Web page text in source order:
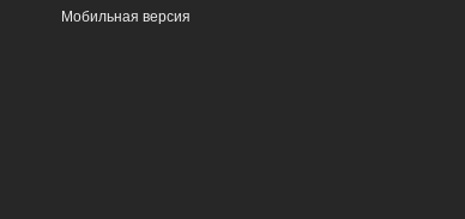
Мобильная версия